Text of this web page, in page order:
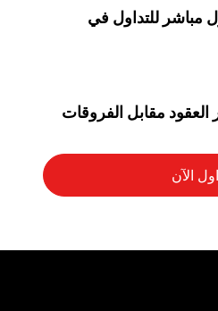
للتداول في
العقود مقابل الفروقات